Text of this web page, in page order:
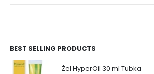
BEST SELLING PRODUCTS
Żel HyperOil 30 ml Tubka